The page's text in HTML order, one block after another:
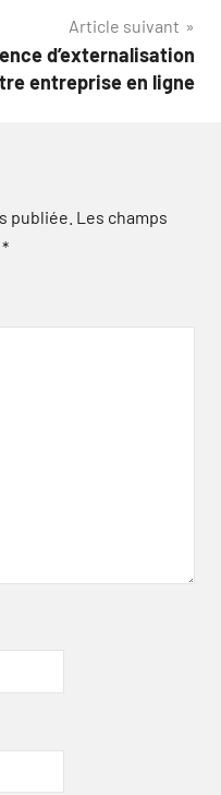
Article suivant
d’externalisation
entreprise en ligne
publiée. Les champs
*